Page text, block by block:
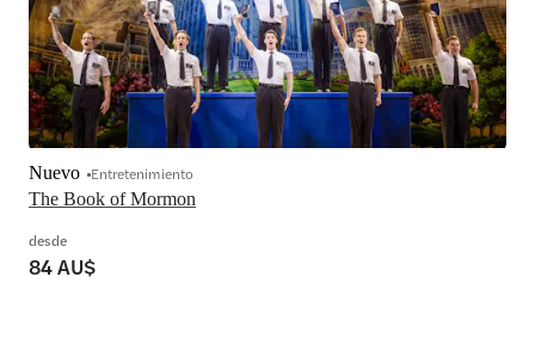
The Book of Mormon
Nuevo Entretenimiento
desde
84 AU$